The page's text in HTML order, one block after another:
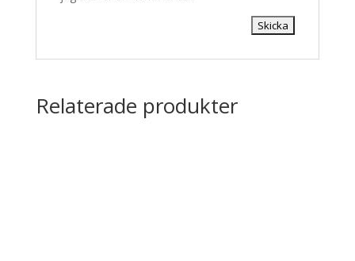
Relaterade produkter